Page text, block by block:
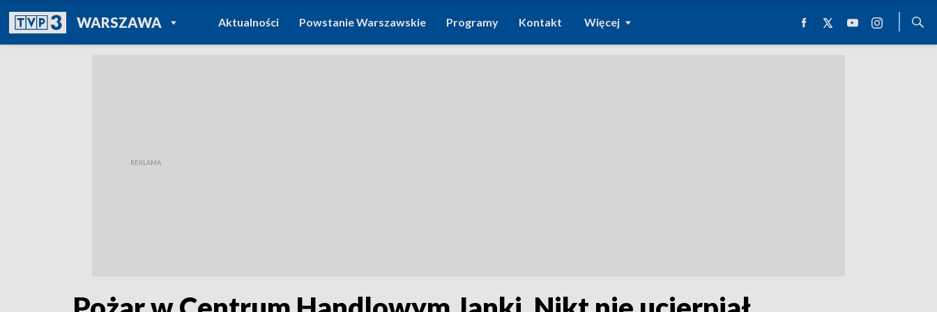
WARSZAWAPOWRÓT DO
TVP REGIONY
Aktualności Powstanie Warszawskie Programy Kontakt Więcej